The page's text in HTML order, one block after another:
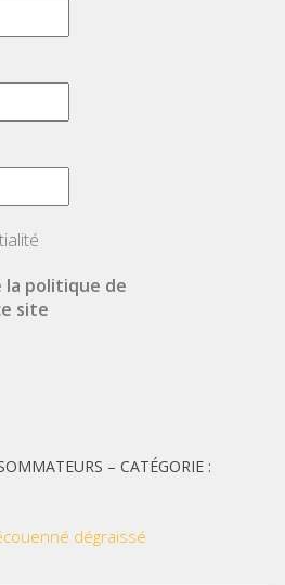
la politique de
site
– CATÉGORIE :
dégraissé